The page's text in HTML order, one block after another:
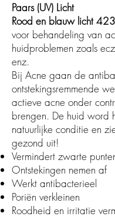
Paars (UV) Licht
Rood en blauw licht
voor behandeling van
huidproblemen zoals
enz.
Bij Acne gaan de
ontstekingsremmende
actieve acne onder
brengen. De huid word
natuurlijke conditie en
gezond uit!
Vermindert zwarte
Ontstekingen nemen af
Werkt antibacterieel
Poriën verkleinen
Roodheid en irritatie